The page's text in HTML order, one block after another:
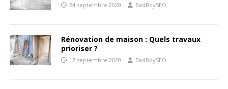
24 septembre 2020 BadBoySEO
Rénovation de maison : Quels travaux
prioriser ?
17 septembre 2020 BadBoySEO